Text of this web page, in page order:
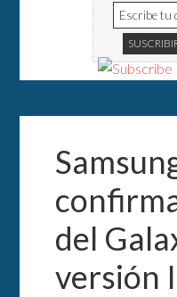
del
versión